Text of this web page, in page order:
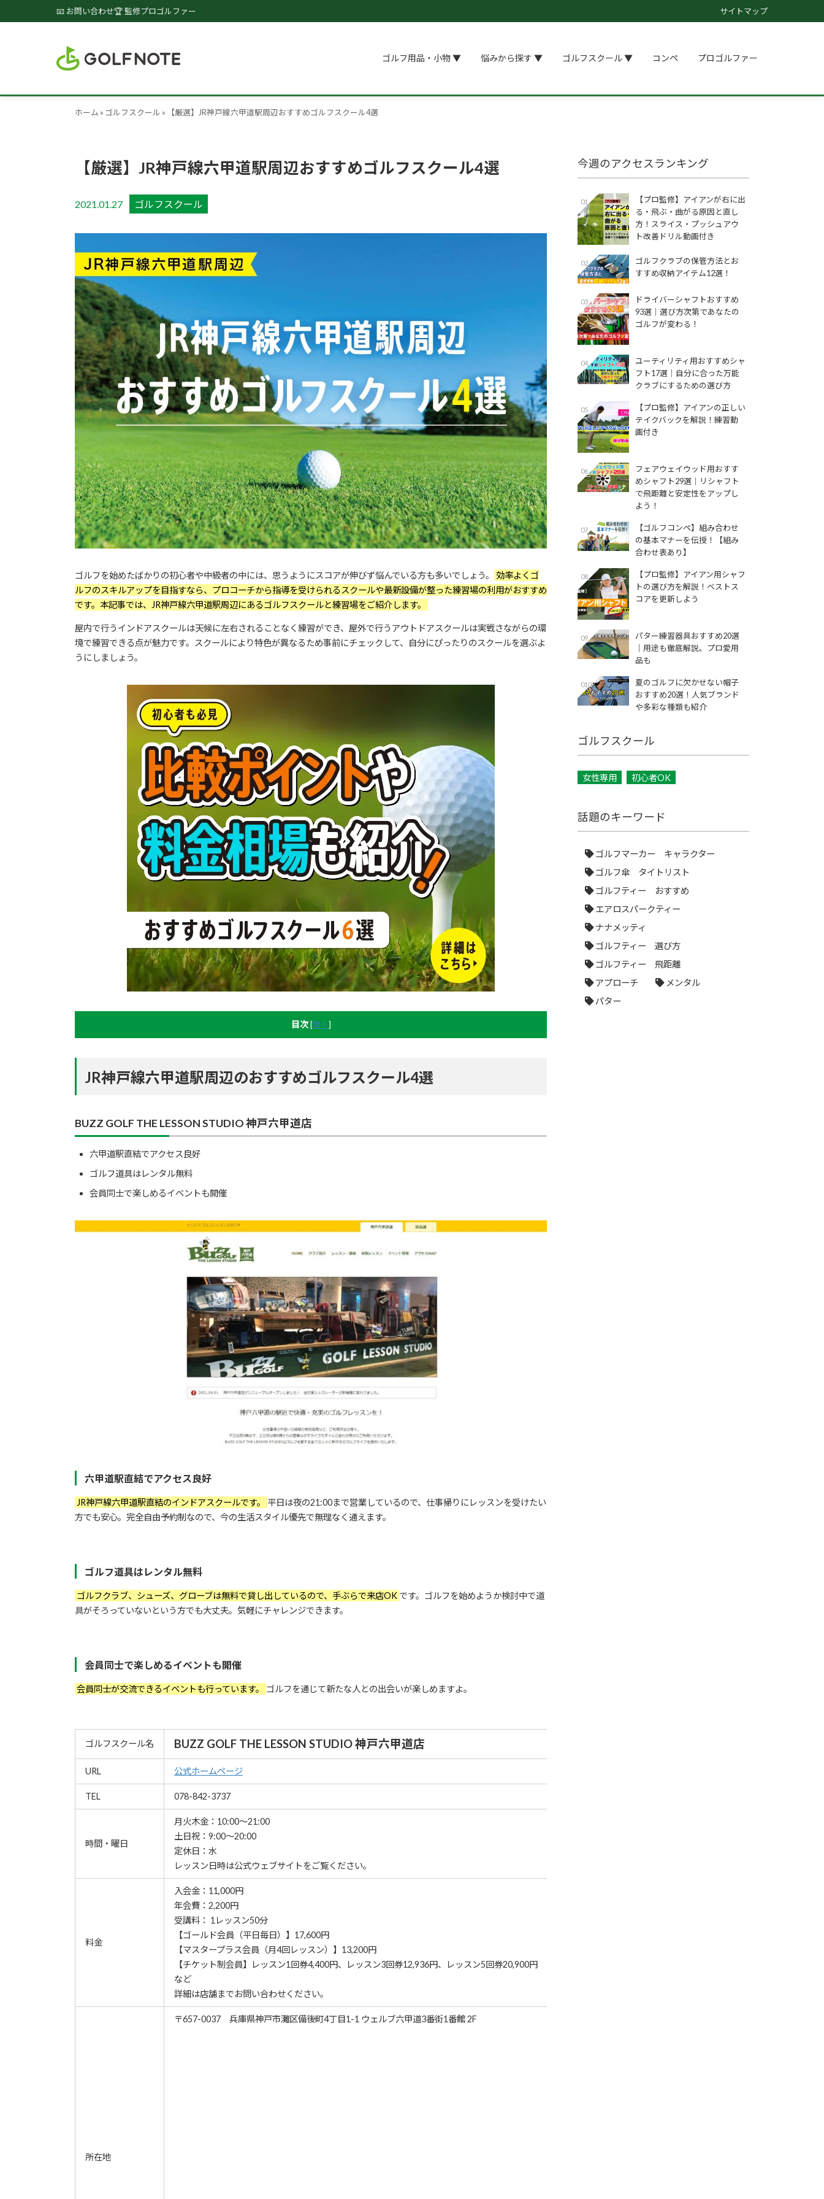
📧 お問い合わせ🏆 監修プロゴルファー サイトマップ
ゴルフ用品・小物 ▼ 悩みから探す ▼ ゴルフスクール ▼ コンペ プロゴルファー
ホーム » ゴルフスクール » 【厳選】JR神戸線六甲道駅周辺おすすめゴルフスクール4選
【厳選】JR神戸線六甲道駅周辺おすすめゴルフスクール4選
2021.01.27 ゴルフスクール
ゴルフを始めたばかりの初心者や中級者の中には、思うようにスコアが伸びず悩んでいる方も多いでしょう。
効率よくゴ
ルフのスキルアップを目指すなら、プロコーチから指導を受けられるスクールや最新設備が整った練習場の利用がおすすめ
です。本記事では、JR神戸線六甲道駅周辺にあるゴルフスクールと練習場をご紹介します。
屋内で行うインドアスクールは天候に左右されることなく練習ができ、屋外で行うアウトドアスクールは実戦さながらの環
境で練習できる点が魅力です。スクールにより特色が異なるため事前にチェックして、自分にぴったりのスクールを選ぶよ
うにしましょう。
目次 [開く ]
JR神戸線六甲道駅周辺のおすすめゴルフスクール4選
BUZZ GOLF THE LESSON STUDIO 神戸六甲道店
六甲道駅直結でアクセス良好
ゴルフ道具はレンタル無料
会員同士で楽しめるイベントも開催
六甲道駅直結でアクセス良好
JR神戸線六甲道駅直結のインドアスクールです。 平日は夜の21:00まで営業しているので、仕事帰りにレッスンを受けたい
方でも安心。完全自由予約制なので、今の生活スタイル優先で無理なく通えます。
ゴルフ道具はレンタル無料
ゴルフクラブ、シューズ、グローブは無料で貸し出しているので、手ぶらで来店OKです。ゴルフを始めようか検討中で道
具がそろっていないという方でも大丈夫。気軽にチャレンジできます。
会員同士で楽しめるイベントも開催
会員同士が交流できるイベントも行っています。 ゴルフを通じて新たな人との出会いが楽しめますよ。
ゴルフスクール名 BUZZ GOLF THE LESSON STUDIO 神戸六甲道店
URL 公式ホームページ
TEL 078-842-3737
時間・曜日
月火木金：10:00～21:00
土日祝：9:00～20:00
定休日：水
レッスン⽇時は公式ウェブサイトをご覧ください。
料金
入会金：11,000円
年会費：2,200円
受講料： 1レッスン50分
【ゴールド会員（平日毎日）】17,600円
【マスタープラス会員（月4回レッスン）】13,200円
【チケット制会員】レッスン1回券4,400円、レッスン3回券12,936円、レッスン5回券20,900円
など
詳細は店舗までお問い合わせください。
所在地
〒657-0037 兵庫県神戸市灘区備後町4丁目1-1 ウェルブ六甲道3番街1番館 2F
今週のアクセスランキング
01
【プロ監修】アイアンが右に出
る・飛ぶ・曲がる原因と直し
方！スライス・プッシュアウ
ト改善ドリル動画付き
02
ゴルフクラブの保管方法とお
すすめ収納アイテム12選！
03
ドライバーシャフトおすすめ
93選│選び方次第であなたの
ゴルフが変わる！
04
ユーティリティ用おすすめシャ
フト17選│自分に合った万能
クラブにするための選び方
05
【プロ監修】アイアンの正しい
テイクバックを解説！練習動
画付き
06
フェアウェイウッド用おすす
めシャフト29選│リシャフト
で飛距離と安定性をアップし
よう！
07
【ゴルフコンペ】組み合わせ
の基本マナーを伝授！【組み
合わせ表あり】
08
【プロ監修】アイアン用シャフ
トの選び方を解説！ベストス
コアを更新しよう
09
パター練習器具おすすめ20選
｜用途も徹底解説。プロ愛用
品も
010
夏のゴルフに欠かせない帽子
おすすめ20選！人気ブランド
や多彩な種類も紹介
ゴルフスクール
女性専用 初心者OK
話題のキーワード
ゴルフマーカー キャラクター
ゴルフ傘 タイトリスト
ゴルフティー おすすめ
エアロスパークティー
ナナメッティ
ゴルフティー 選び方
ゴルフティー 飛距離
アプローチ
メンタル
パター